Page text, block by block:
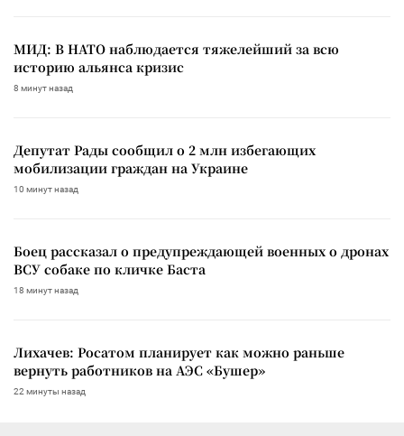
МИД: В НАТО наблюдается тяжелейший за всю
историю альянса кризис
8 минут назад
Депутат Рады сообщил о 2 млн избегающих
мобилизации граждан на Украине
10 минут назад
Боец рассказал о предупреждающей военных о дронах
ВСУ собаке по кличке Баста
18 минут назад
Лихачев: Росатом планирует как можно раньше
вернуть работников на АЭС «Бушер»
22 минуты назад